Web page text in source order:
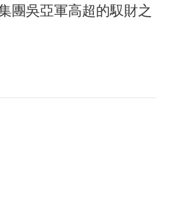
團吳亞軍高超的馭財之